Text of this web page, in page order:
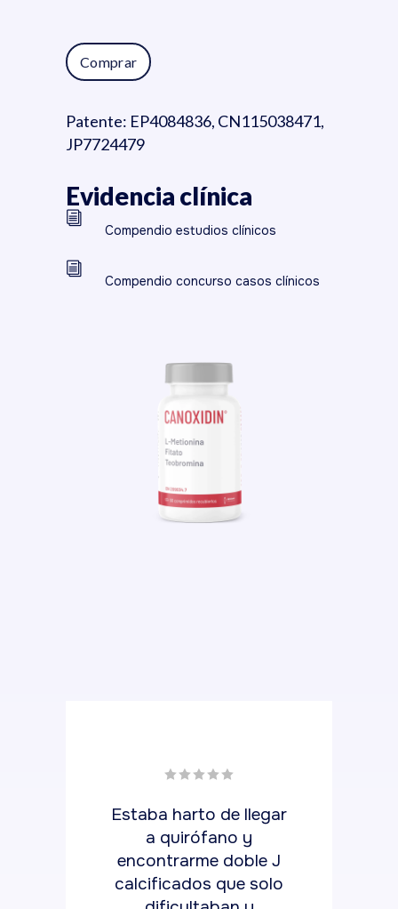
Comprar
Patente: EP4084836, CN115038471,
JP7724479
Evidencia clínica
Compendio estudios clínicos
Compendio concurso casos clínicos
Estaba harto de llegar
a quirófano y
encontrarme doble J
calcificados que solo